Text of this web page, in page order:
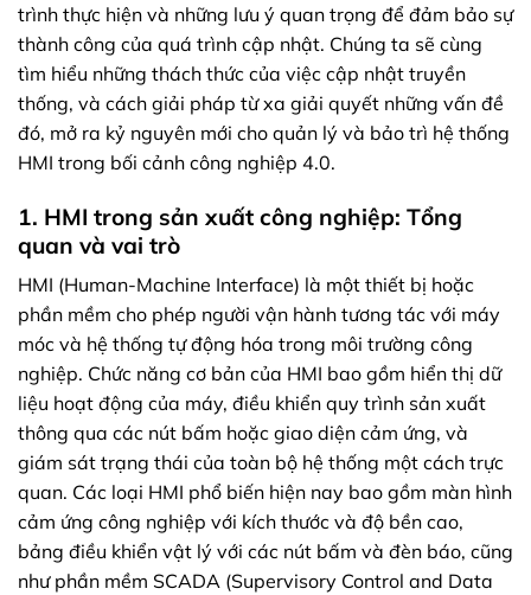
trình thực hiện và những lưu ý quan trọng để đảm bảo sự
thành công của quá trình cập nhật. Chúng ta sẽ cùng
tìm hiểu những thách thức của việc cập nhật truyền
thống, và cách giải pháp từ xa giải quyết những vấn đề
đó, mở ra kỷ nguyên mới cho quản lý và bảo trì hệ thống
HMI trong bối cảnh công nghiệp 4.0.
1. HMI trong sản xuất công nghiệp: Tổng
quan và vai trò
HMI (Human-Machine Interface) là một thiết bị hoặc
phần mềm cho phép người vận hành tương tác với máy
móc và hệ thống tự động hóa trong môi trường công
nghiệp. Chức năng cơ bản của HMI bao gồm hiển thị dữ
liệu hoạt động của máy, điều khiển quy trình sản xuất
thông qua các nút bấm hoặc giao diện cảm ứng, và
giám sát trạng thái của toàn bộ hệ thống một cách trực
quan. Các loại HMI phổ biến hiện nay bao gồm màn hình
cảm ứng công nghiệp với kích thước và độ bền cao,
bảng điều khiển vật lý với các nút bấm và đèn báo, cũng
như phần mềm SCADA (Supervisory Control and Data